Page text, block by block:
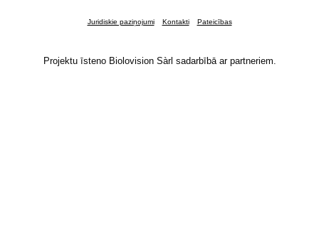
Juridiskie paziņojumi Kontakti Pateicības
Projektu īsteno Biolovision Sàrl sadarbībā ar partneriem.